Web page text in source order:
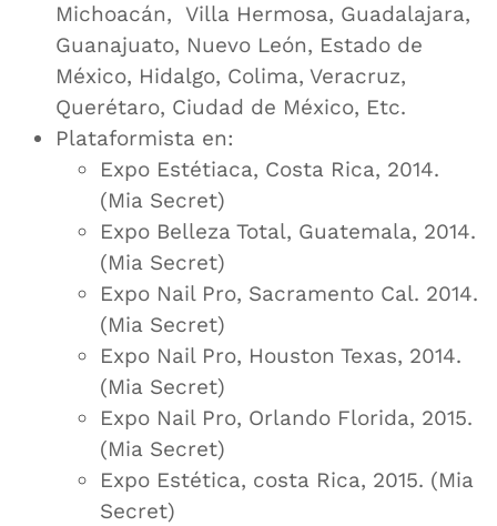
Michoacán, Villa Hermosa, Guadalajara,
Guanajuato, Nuevo León, Estado de
México, Hidalgo, Colima, Veracruz,
Querétaro, Ciudad de México, Etc.
Plataformista en:
Expo Estétiaca, Costa Rica, 2014.
(Mia Secret)
Expo Belleza Total, Guatemala, 2014.
(Mia Secret)
Expo Nail Pro, Sacramento Cal. 2014.
(Mia Secret)
Expo Nail Pro, Houston Texas, 2014.
(Mia Secret)
Expo Nail Pro, Orlando Florida, 2015.
(Mia Secret)
Expo Estética, costa Rica, 2015. (Mia
Secret)